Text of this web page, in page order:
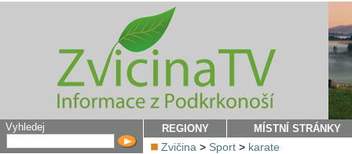
Vyhledej REGIONY MÍSTNÍ STRÁNKY
Zvičina > Sport > karate